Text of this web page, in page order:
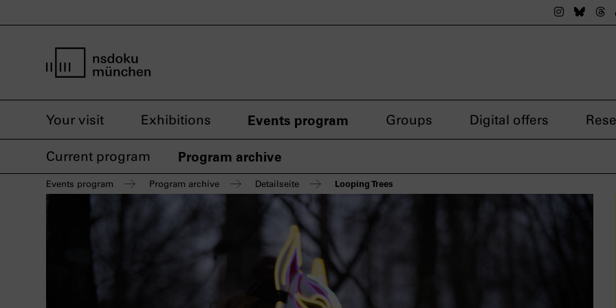
TheThe
Your visit Exhibitions Events program Groups Digital offers
Current program Program archive
Events program Program archive Detailseite Looping Trees